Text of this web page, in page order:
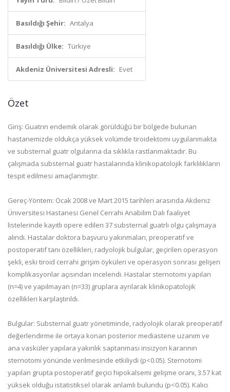
Basıldığı Şehir: Antalya
Basıldığı Ülke: Türkiye
Akdeniz Üniversitesi Adresli: Evet
Özet
Giriş: Guatrın endemik olarak görüldüğü bir bölgede bulunan
hastanemizde oldukça yüksek volümde tiroidektomi uygulanmakta
ve substernal guatr olgularına da sıklıkla rastlanmaktadır. Bu
çalışmada substernal guatr hastalarında klinikopatolojik farklılıkların
tespit edilmesi amaçlanmıştır.
Gereç-Yöntem: Ocak 2008 ve Mart 2015 tarihleri arasında Akdeniz
Üniversitesi Hastanesi Genel Cerrahi Anabilim Dalı faaliyet
listelerinde kayıtlı opere edilen 37 substernal guatrlı olgu çalışmaya
alındı. Hastalar doktora başvuru yakınmaları, preoperatif ve
postoperatif tanı özellikleri, radyolojik bulgular, geçirilen operasyon
şekli, eski tiroid cerrahi girişim öyküleri ve operasyon sonrası gelişen
komplikasyonlar açısından incelendi. Hastalar sternotomi yapılan
(n=4) ve yapılmayan (n=33) gruplara ayrılarak klinikopatolojik
özellikleri karşılaştırıldı.
Bulgular: Substernal guatr yönetiminde, radyolojik olarak preoperatif
değerlendirme ile ortaya konan posterior mediastene uzanım ve
ana vasküler yapılara yakınlık saptanması insizyon kararının
sternotomi yönünde verilmesinde etkiliydi (p<0.05). Sternotomi
yapılan grupta postoperatif geçici hipokalsemi gelişme oranı, 3.57 kat
yüksek olduğu istatistiksel olarak anlamlı bulundu (p<0.05). Kalıcı